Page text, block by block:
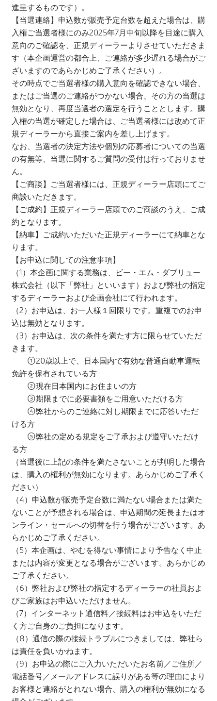
進呈するものです）。
【当選連絡】申込数が販売予定台数を超えた場合は、購
入権ご当選者様にのみ2025年7月中旬以降を目途に購入
意向のご確認を、正規ディーラーよりさせていただきま
す（本企画運営の都合上、ご連絡が多少遅れる場合がご
ざいますのであらかじめご了承ください）。
その時点でご当選者様の購入意向を確認できない場合、
またはご当選のご連絡がつかない場合、その方の当選は
無効となり、再度当選者の選定を行うこととします。購
入権の当選が確定した場合は、ご当選者様には改めて正
規ディーラーから直接ご案内を差し上げます。
なお、​当選者の決定方法や個別の応募者についての当選
の有無等、当選に関するご質問の受付は行っておりませ
ん。
【ご商談】ご当選者様には、正規ディーラー店頭にてご
商談いただきます。
【ご成約】正規ディーラー店頭でのご商談のうえ、ご成
約となります。
【納車】ご成約いただいた正規ディーラーにて納車とな
ります。
【お申込に関しての注意事項】
（1）本企画に関する業務は、ビー・エム・ダブリュー
株式会社（以下「弊社」といいます）および弊社の指定
するディーラーおよび企画会社にて行われます。
（2）お申込は、お一人様１回限りです。重複でのお申
込は無効となります。
（3）お申込は、次の条件を満たす方に限らせていただ
きます。
①20歳以上で、日本国内で有効な普通自動車運転
免許を保有されている方
②現在日本国内にお住まいの方
③期限までに必要書類をご用意いただける方
④弊社からのご連絡に対し期限までに応答いただ
ける方
⑤弊社の定める規定をご了承および遵守いただけ
る方
（当選後に上記の条件を満たさないことが判明した場合
は、購入の権利が無効になります。あらかじめご了承く
ださい）
（4）申込数が販売予定台数に満たない場合または満た
ないことが予想される場合は、申込期間の延長またはオ
ンライン・セールへの切替を行う場合がございます。あ
らかじめご了承ください。
（5）本企画は、やむを得ない事情により予告なく中止
または内容が変更となる場合がございます。あらかじめ
ご了承ください。
（6）弊社および弊社の指定するディーラーの社員およ
びご家族はお申込いただけません。
（7）インターネット通信料／接続料はお申込をいただ
く方ご自身のご負担になります。
（8）通信の際の接続トラブルにつきましては、弊社ら
は責任を負いかねます。
（9）お申込の際にご入力いただいたお名前／ご住所／
電話番号／メールアドレスに誤りがある等の理由により
お客様と連絡がとれない場合、購入の権利が無効になる